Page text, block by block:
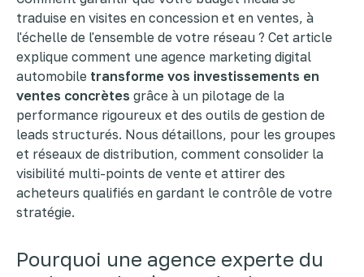
en 2026 ?
traduise en visites en concession et en ventes, à
l'échelle de l'ensemble de votre réseau ? Cet article
explique comment une agence marketing digital
automobile transforme vos investissements en
ventes concrètes grâce à un pilotage de la
performance rigoureux et des outils de gestion de
leads structurés. Nous détaillons, pour les groupes
et réseaux de distribution, comment consolider la
visibilité multi-points de vente et attirer des
acheteurs qualifiés en gardant le contrôle de votre
stratégie.
Pourquoi une agence experte du